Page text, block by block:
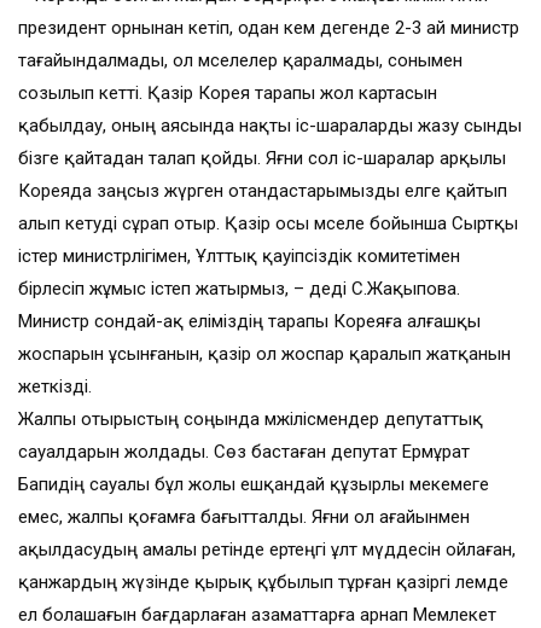
президент орнынан кетіп, одан кем дегенде 2-3 ай министр
тағайындалмады, ол мәселелер қаралмады, сонымен
созылып кетті. Қазір Корея тарапы жол картасын
қабылдау, оның аясында нақты іс-шараларды жазу сынды
бізге қайтадан талап қойды. Яғни сол іс-шаралар арқылы
Кореяда заңсыз жүрген отандастарымызды елге қайтып
алып кетуді сұрап отыр. Қазір осы мәселе бойынша Сыртқы
істер министрлігімен, Ұлттық қауіпсіздік комитетімен
бірлесіп жұмыс істеп жатырмыз, – деді С.Жақыпова.
Министр сондай-ақ еліміздің тарапы Кореяға алғашқы
жоспарын ұсынғанын, қазір ол жоспар қаралып жатқанын
жеткізді.
Жалпы отырыстың соңында мәжілісмендер депутаттық
сауалдарын жолдады. Сөз баста­ған депутат Ермұрат
Бапидің сауалы бұл жолы ешқандай құзырлы меке­меге
емес, жалпы қоғамға бағыт­талды. Яғни ол ағайынмен
ақыл­дасу­дың амалы ретінде ертеңгі ұлт мүддесін ойлаған,
қан­жар­дың жүзінде қырық құбы­лып тұрған қазіргі әлемде
ел бо­ла­шағын бағдарлаған азамат­тар­ға арнап Мемлекет